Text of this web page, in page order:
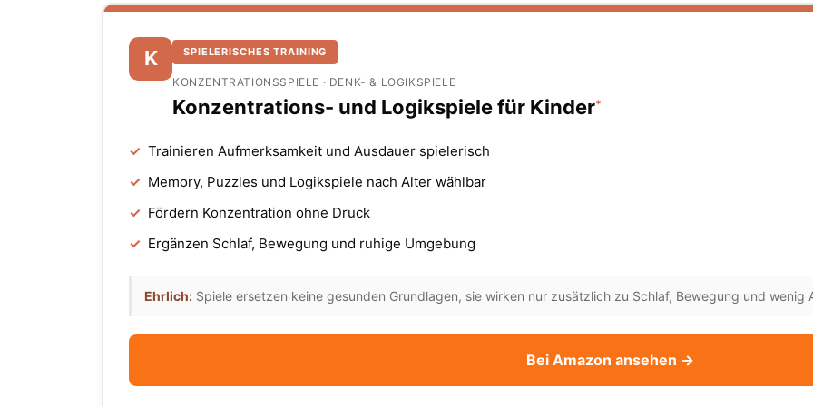
K SPIELERISCHES TRAINING
KONZENTRATIONSSPIELE · DENK- & LOGIKSPIELE
Konzentrations- und Logikspiele für Kinder*
✓ Trainieren Aufmerksamkeit und Ausdauer spielerisch
✓ Memory, Puzzles und Logikspiele nach Alter wählbar
✓ Fördern Konzentration ohne Druck
✓ Ergänzen Schlaf, Bewegung und ruhige Umgebung
Ehrlich: Spiele ersetzen keine gesunden Grundlagen, sie wirken nur zusätzlich zu Schlaf, Bewegung und wenig
Bei Amazon ansehen →